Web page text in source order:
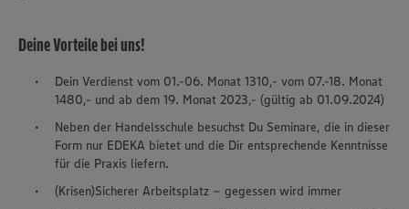
Deine Vorteile bei uns!
Dein Verdienst vom 01.-06. Monat 1310,- vom 07.-18. Monat
1480,- und ab dem 19. Monat 2023,- (gültig ab 01.09.2024)
Neben der Handelsschule besuchst Du Seminare, die in dieser
Form nur EDEKA bietet und die Dir entsprechende Kenntnisse
für die Praxis liefern.
(Krisen)Sicherer Arbeitsplatz – gegessen wird immer